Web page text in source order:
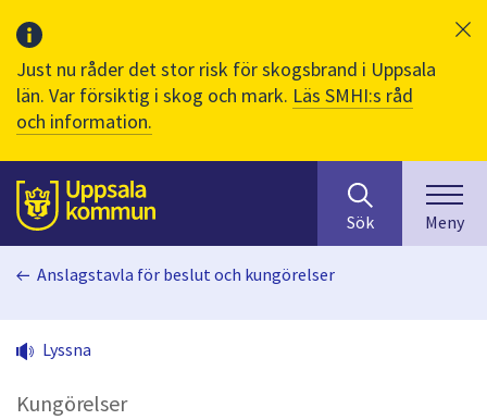
Just nu råder det stor risk för skogsbrand i Uppsala
län. Var försiktig i skog och mark. Läs SMHI:s råd
och information.
Till sidans
huvudinnehåll
efter
innehåll
på
webbplatsen.
Sök Meny
Anslagstavla för beslut och kungörelser
Lyssna
Kungörelser